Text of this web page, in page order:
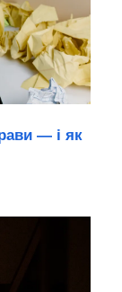
— і як